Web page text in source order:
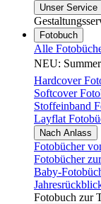
Unser Service
Fotobuch
Alle
NEU:
Hardcover
Softcover
Stoffeinband
Layflat
Nach Anlass
Fotobücher
Fotobücher
Baby-
Fotobuch zur